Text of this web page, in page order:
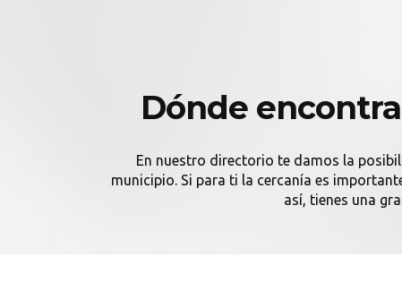
Dónde
En nuestro directorio te damos la
municipio. Si para ti la cercanía es
así, tienes una